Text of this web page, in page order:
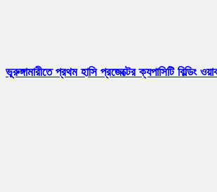
ভূরুঙ্গামারীতে প্রথম হাসি প্রজেক্টের ক্যপাসিটি বিল্ডিং